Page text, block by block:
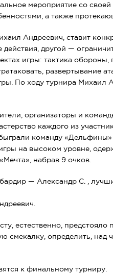
мероприятие со своей
а также
Андреевич, ставит
другой —
игры: тактика
развертывание
По ходу турнира Михаил
организаторы и
каждого из
команду «Дельфины»
на высоком уровне,
набрав 9 очков.
— Александр С. ,
естественно,
смекалку, определить,
к финальному турниру.